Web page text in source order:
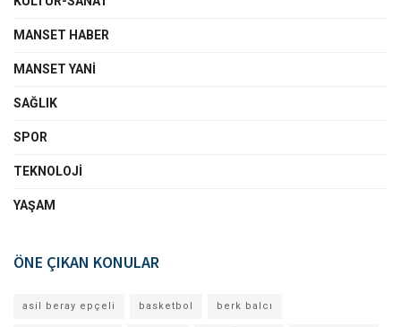
MANSET HABER
MANSET YANI
SAĞLIK
SPOR
TEKNOLOJI
YAŞAM
ÖNE ÇIKAN KONULAR
asil beray epçeli basketbol berk balcı